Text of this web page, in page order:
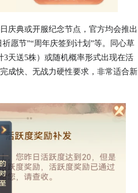
庆典或开服纪念节点，官方均会推出
愿节”“周年庆签到计划”等。同心草
天送5株）或随机概率形式出现在活
成快、无战力硬性要求，非常适合新